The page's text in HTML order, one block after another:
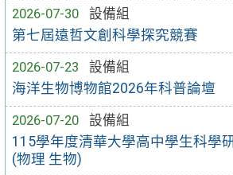
2026-07-30
設備組
第七屆遠哲文創科學探究競賽
2026-07-23
設備組
海洋生物博物館2026年科普論壇
2026-07-20
設備組
115學年度清華大學高中學生科學
(物理 生物)